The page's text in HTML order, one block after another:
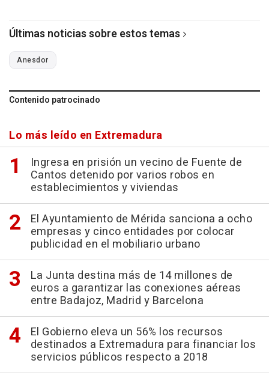
Últimas noticias sobre estos temas
Anesdor
Contenido patrocinado
Lo más leído en Extremadura
Ingresa en prisión un vecino de Fuente de
Cantos detenido por varios robos en
establecimientos y viviendas
El Ayuntamiento de Mérida sanciona a ocho
empresas y cinco entidades por colocar
publicidad en el mobiliario urbano
La Junta destina más de 14 millones de
euros a garantizar las conexiones aéreas
entre Badajoz, Madrid y Barcelona
El Gobierno eleva un 56% los recursos
destinados a Extremadura para financiar los
servicios públicos respecto a 2018